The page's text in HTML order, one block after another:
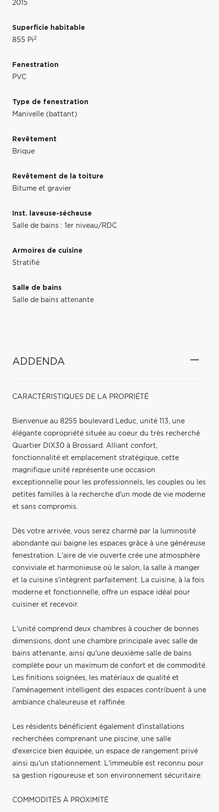
2015
Superficie habitable
855 Pi2
Fenestration
PVC
Type de fenestration
Manivelle (battant)
Revêtement
Brique
Revêtement de la toiture
Bitume et gravier
Inst. laveuse-sécheuse
Salle de bains : 1er niveau/RDC
Armoires de cuisine
Stratifié
Salle de bains
Salle de bains attenante
ADDENDA
CARACTÉRISTIQUES DE LA PROPRIÉTÉ
Bienvenue au 8255 boulevard Leduc, unité 113, une
élégante copropriété située au coeur du très recherché
Quartier DIX30 à Brossard. Alliant confort,
fonctionnalité et emplacement stratégique, cette
magnifique unité représente une occasion
exceptionnelle pour les professionnels, les couples ou les
petites familles à la recherche d'un mode de vie moderne
et sans compromis.
Dès votre arrivée, vous serez charmé par la luminosité
abondante qui baigne les espaces grâce à une généreuse
fenestration. L'aire de vie ouverte crée une atmosphère
conviviale et harmonieuse où le salon, la salle à manger
et la cuisine s'intègrent parfaitement. La cuisine, à la fois
moderne et fonctionnelle, offre un espace idéal pour
cuisiner et recevoir.
L'unité comprend deux chambres à coucher de bonnes
dimensions, dont une chambre principale avec salle de
bains attenante, ainsi qu'une deuxième salle de bains
complète pour un maximum de confort et de commodité.
Les finitions soignées, les matériaux de qualité et
l'aménagement intelligent des espaces contribuent à une
ambiance chaleureuse et raffinée.
Les résidents bénéficient également d'installations
recherchées comprenant une piscine, une salle
d'exercice bien équipée, un espace de rangement privé
ainsi qu'un stationnement. L'immeuble est reconnu pour
sa gestion rigoureuse et son environnement sécuritaire.
COMMODITÉS À PROXIMITÉ